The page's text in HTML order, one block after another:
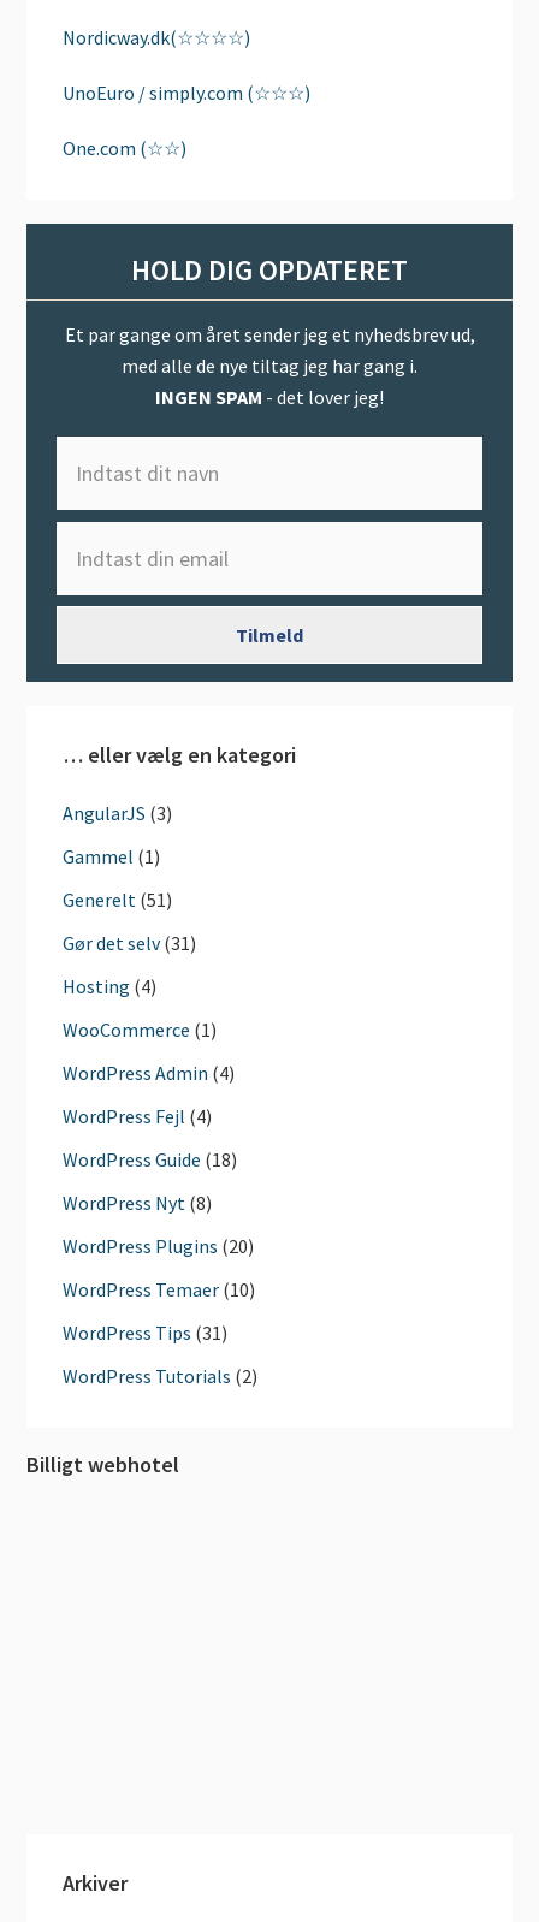
Nordicway.dk(☆☆☆☆)
UnoEuro / simply.com (☆☆☆)
One.com (☆☆)
HOLD DIG OPDATERET
Et par gange om året sender jeg et nyhedsbrev ud,
med alle de nye tiltag jeg har gang i.
INGEN SPAM - det lover jeg!
… eller vælg en kategori
AngularJS (3)
Gammel (1)
Generelt (51)
Gør det selv(31)
Hosting (4)
WooCommerce (1)
WordPress Admin (4)
WordPress Fejl (4)
WordPress Guide (18)
WordPress Nyt (8)
WordPress Plugins (20)
WordPress Temaer (10)
WordPress Tips (31)
WordPress Tutorials (2)
Billigt webhotel
Arkiver